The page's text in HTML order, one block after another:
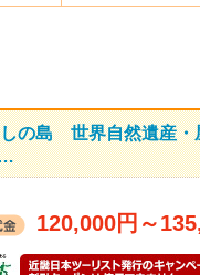
の島 世界自然遺産
…
120,000円 ～